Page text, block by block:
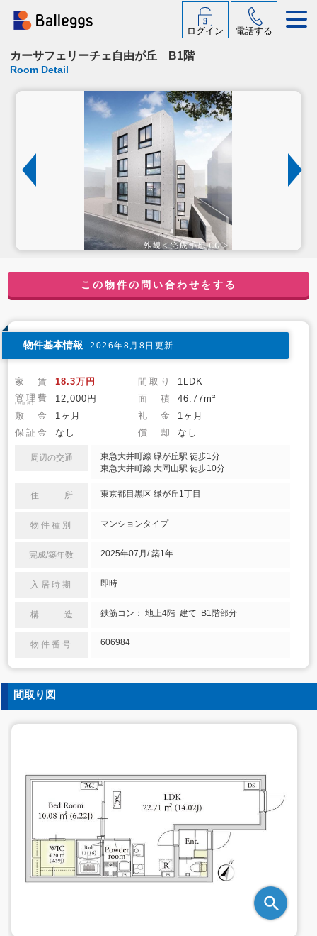
ログイン 電話する
カーサフェリーチェ自由が丘 B1階
Room Detail
この物件の問い合わせをする
物件基本情報 2026年8月8日更新
家 賃 18.3万円 間取り
1LDK
管理費
(共益費) 12,000円 面 積
46.77m²
敷 金
1ヶ月 礼 金
1ヶ月
保証金
なし 償 却 なし
周辺の交通
東急大井町線 緑が丘駅 徒歩1分
東急大井町線 大岡山駅 徒歩10分
住 所 東京都目黒区 緑が丘1丁目
物件種別 マンションタイプ
完成/築年数 2025年07月/ 築1年
入居時期 即時
構 造 鉄筋コン： 地上4階 建て B1階部分
物件番号 606984
間取り図